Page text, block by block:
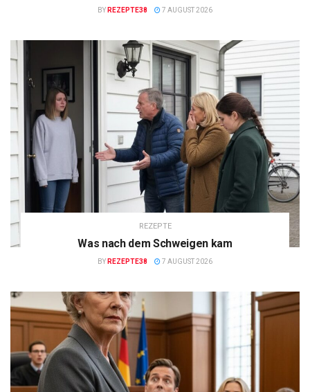
BY REZEPTE38 7 AUGUST 2026
REZEPTE
Was nach dem Schweigen kam
BY REZEPTE38 7 AUGUST 2026